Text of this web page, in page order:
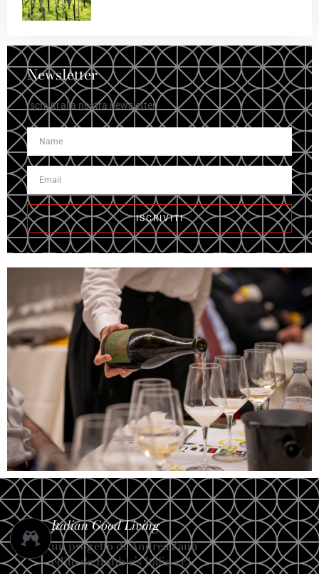
Newsletter
Iscriviti alla nostra newsletter
ISCRIVITI
Italian Good Living
un progetto di Andrea Zanfi
edito da Bubble’s Italia s.r.l.